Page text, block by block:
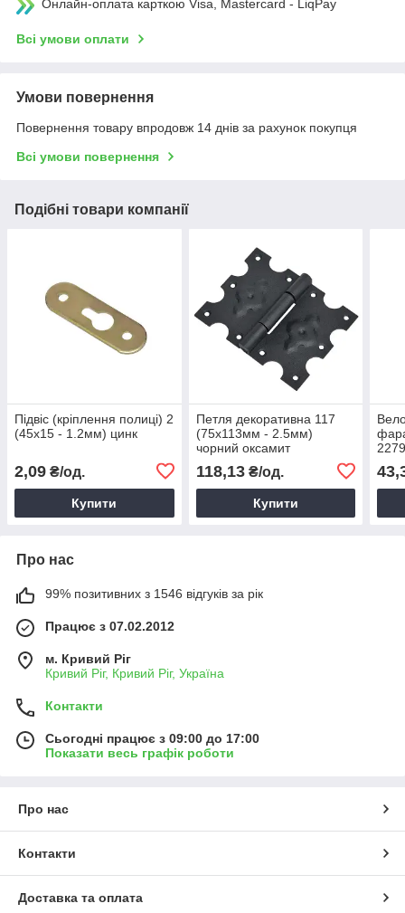
Онлайн-оплата карткою Visa, Mastercard - LiqPay
Всі умови оплати
Умови повернення
Повернення товару впродовж 14 днів за рахунок покупця
Всі умови повернення
Подібні товари компанії
Підвіс (кріплення полиці) 2
(45х15 - 1.2мм) цинк
2,09 ₴/од.
Купити
Петля декоративна 117
(75х113мм - 2.5мм)
чорний оксамит
118,13₴/од.
Купити
Про нас
99% позитивних з 1546 відгуків за рік
Працює з 07.02.2012
м. Кривий Ріг
Кривий Ріг, Кривий Ріг, Україна
Контакти
Сьогодні працює з 09:00 до 17:00
Показати весь графік роботи
Про нас
Контакти
Доставка та оплата